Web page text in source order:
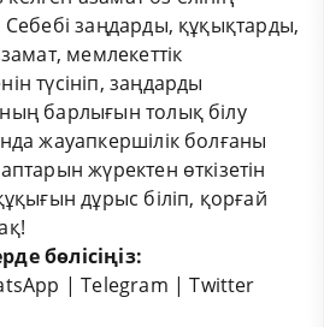
Себебі заңдарды, құқықтарды,
мемлекеттік
түсініп, заңдарды
барлығын толық білу
жауапкершілік болғаны
жүректен өткізетін
дұрыс біліп, қорғай
бөлісіңіз:
|Telegram |Twitter